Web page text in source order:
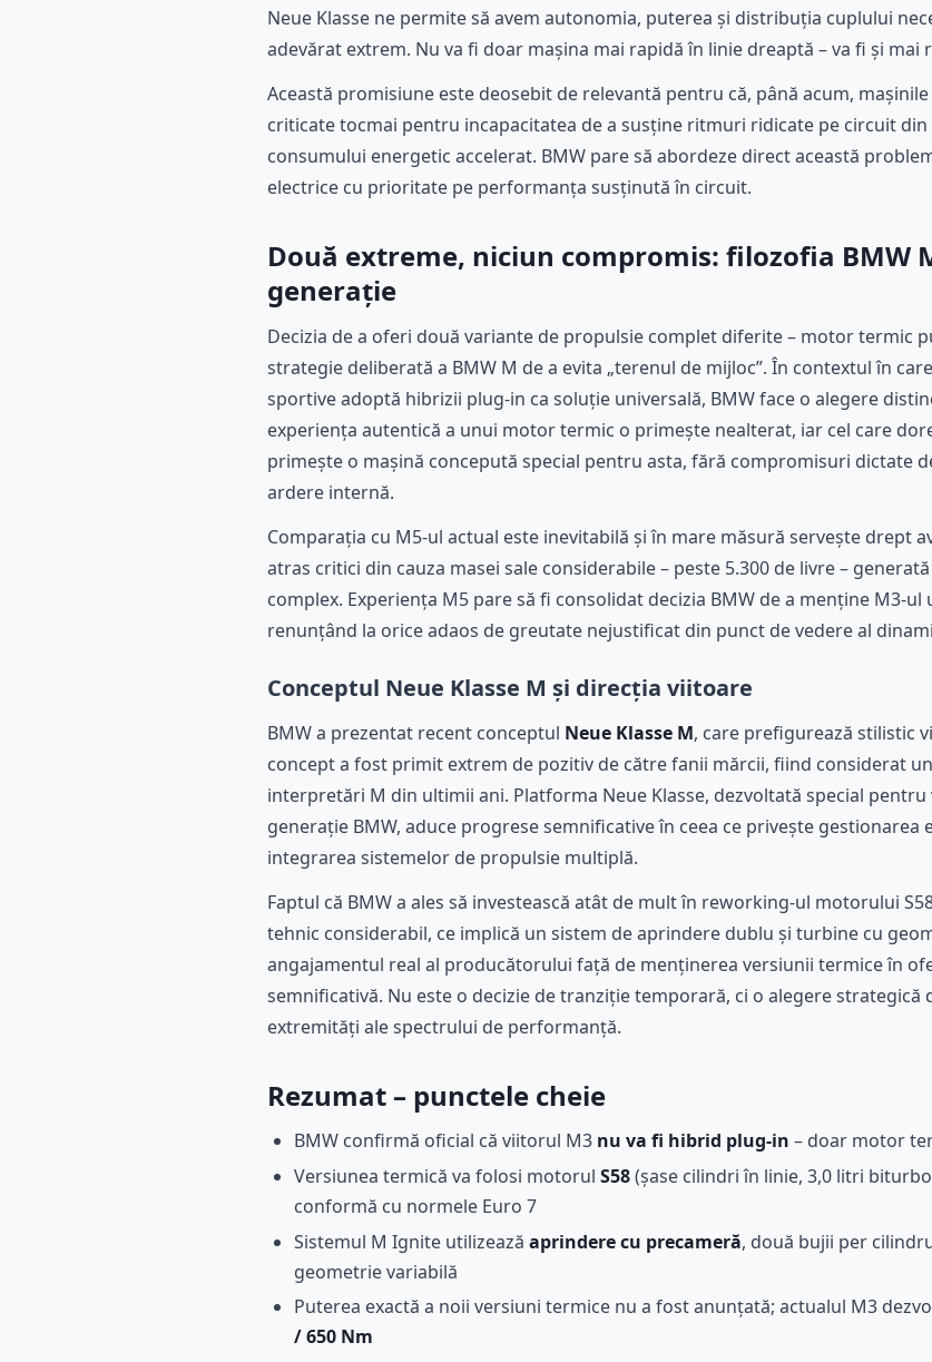
Neue Klasse ne permite să avem autonomia, puterea și distribuția cuplului
adevărat extrem. Nu va fi doar mașina mai rapidă în linie dreaptă – va fi și mai
Această promisiune este deosebit de relevantă pentru că, până acum,
criticate tocmai pentru incapacitatea de a susține ritmuri ridicate pe circuit
consumului energetic accelerat. BMW pare să abordeze direct această
electrice cu prioritate pe performanța susținută în circuit.
Două extreme, niciun compromis: filozofia BMW
generație
Decizia de a oferi două variante de propulsie complet diferite – motor termic
strategie deliberată a BMW M de a evita „terenul de mijloc”. În contextul în
sportive adoptă hibrizii plug-in ca soluție universală, BMW face o alegere
experiența autentică a unui motor termic o primește nealterat, iar cel care
primește o mașină concepută special pentru asta, fără compromisuri dictate
ardere internă.
Comparația cu M5-ul actual este inevitabilă și în mare măsură servește drept
atras critici din cauza masei sale considerabile – peste 5.300 de livre –
complex. Experiența M5 pare să fi consolidat decizia BMW de a menține M3-
renunțând la orice adaos de greutate nejustificat din punct de vedere al
Conceptul Neue Klasse M și direcția viitoare
BMW a prezentat recent conceptul Neue Klasse M, care prefigurează stilistic
concept a fost primit extrem de pozitiv de către fanii mărcii, fiind considerat
interpretări M din ultimii ani. Platforma Neue Klasse, dezvoltată special
generație BMW, aduce progrese semnificative în ceea ce privește gestionarea
integrarea sistemelor de propulsie multiplă.
Faptul că BMW a ales să investească atât de mult în reworking-ul motorului
tehnic considerabil, ce implică un sistem de aprindere dublu și turbine cu
angajamentul real al producătorului față de menținerea versiunii termice în
semnificativă. Nu este o decizie de tranziție temporară, ci o alegere
extremități ale spectrului de performanță.
Rezumat – punctele cheie
BMW confirmă oficial că viitorul M3 nu va fi hibrid plug-in – doar motor
Versiunea termică va folosi motorul S58(șase cilindri în linie, 3,0 litri
conformă cu normele Euro 7
Sistemul M Ignite utilizează aprindere cu precameră, două bujii per
geometrie variabilă
Puterea exactă a noii versiuni termice nu a fost anunțată; actualul M3
/ 650 Nm